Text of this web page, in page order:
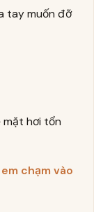
tay muốn đỡ
mặt hơi tổn
chạm vào